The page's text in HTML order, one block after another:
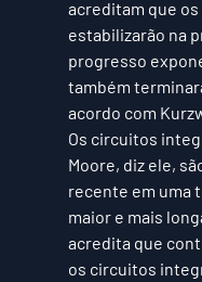
acreditam que
estabilizarão na
progresso
também
acordo com
Os circuitos
Moore, diz ele,
recente em uma
maior e mais
acredita que
os circuitos